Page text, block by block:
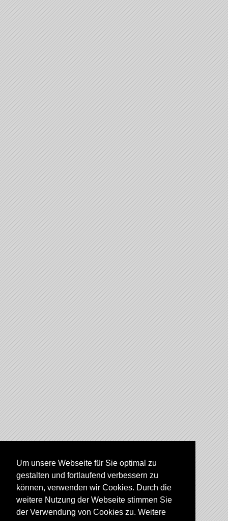
Um unsere Webseite für Sie optimal zu
gestalten und fortlaufend verbessern zu
können, verwenden wir Cookies. Durch die
weitere Nutzung der Webseite stimmen Sie
der Verwendung von Cookies zu. Weitere